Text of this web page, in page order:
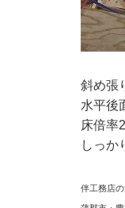
斜め張
水平後
床倍率
しっか
伴工務店